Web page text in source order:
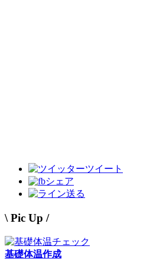
ツイート
シェア
送る
\ Pic Up /
基礎体温作成